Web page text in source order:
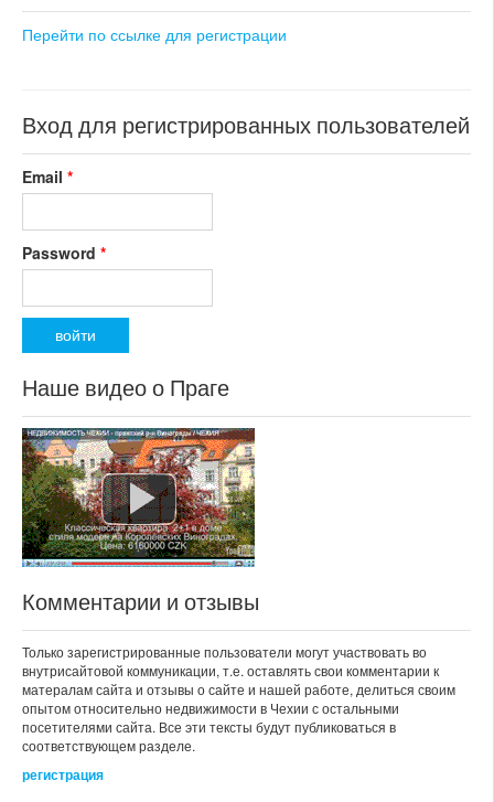
Перейти по ссылке для регистрации
Вход для регистрированных пользователей
Email *
Password *
Наше видео о Праге
Комментарии и отзывы
Только зарегистрированные пользователи могут участвовать во
внутрисайтовой коммуникации, т.е. оставлять свои комментарии к
матералам сайта и отзывы о сайте и нашей работе, делиться своим
опытом относительно недвижимости в Чехии с остальными
посетителями сайта. Все эти тексты будут публиковаться в
соответствующем разделе.
регистрация